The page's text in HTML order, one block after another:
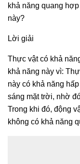
khả năng quang
này?
Lời giải
Thực vật có khả
khả năng này vì:
này có khả năng
sáng mặt trời, nhờ
Trong khi đó, động
không có khả năng